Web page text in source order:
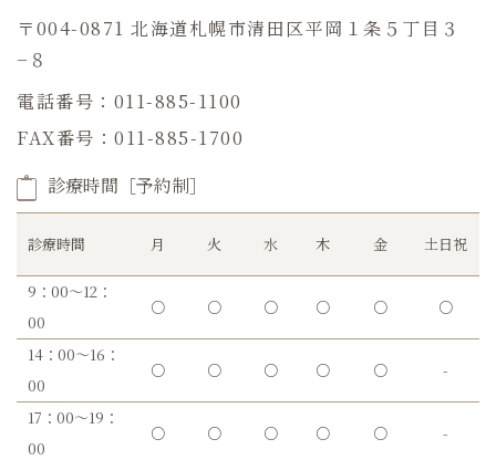
〒004-0871 北海道札幌市清田区平岡１条５丁目３
−８
電話番号：011-885-1100
FAX番号：011-885-1700
診療時間［予約制］
診療時間 月 火 水 木 金 土日祝
9：00～12：
00
○ ○ ○ ○ ○ ○
14：00～16：
00
○ ○ ○ ○ ○ -
17：00～19：
00
○ ○ ○ ○ ○ -